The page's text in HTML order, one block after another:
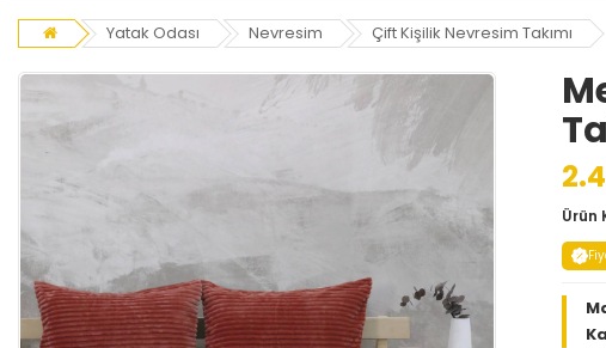
Yatak Odası Nevresim Çift Kişilik Nevresim Takımı
Ürün